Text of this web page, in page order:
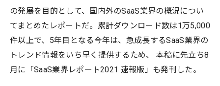
の発展を目的として、国内外のSaaS業界の概況につい
てまとめたレポートだ。累計ダウンロード数は1万5,000
件以上で、5年目となる今年は、急成長するSaaS業界の
トレンド情報をいち早く提供するため、 本稿に先立ち8
月に「SaaS業界レポート2021 速報版」も発刊した。